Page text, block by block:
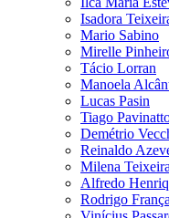
Isadora
Mario Sabino
Mirelle
Tácio Lorran
Manoela
Lucas Pasin
Tiago
Demétrio
Reinaldo
Milena Teixeira
Alfredo
Rodrigo França